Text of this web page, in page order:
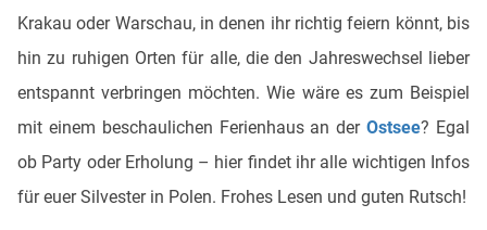
Krakau oder Warschau, in denen ihr richtig feiern könnt, bis
hin zu ruhigen Orten für alle, die den Jahreswechsel lieber
entspannt verbringen möchten. Wie wäre es zum Beispiel
mit einem beschaulichen Ferienhaus an derOstsee? Egal
ob Party oder Erholung – hier findet ihr alle wichtigen Infos
für euer Silvester in Polen. Frohes Lesen und guten Rutsch!